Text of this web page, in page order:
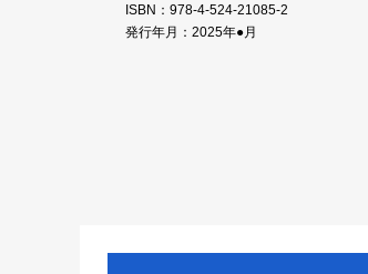
ISBN：978-4-524-21085-2
発行年月：2025年●月